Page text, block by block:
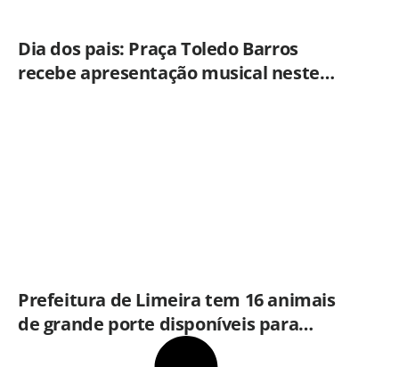
Dia dos pais: Praça Toledo Barros
recebe apresentação musical neste
Prefeitura de Limeira tem 16 animais
de grande porte disponíveis para
adoção no Horto